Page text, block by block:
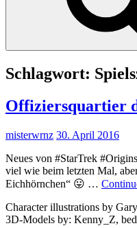
Schlagwort:
Offiziersquartier
misterwrnz 30. April 2016
Neues von #StarTrek
viel wie beim letzten Mal,
Eichhörnchen“ 😛 …
Character illustrations by
3D-Models by: Kenny_Z,